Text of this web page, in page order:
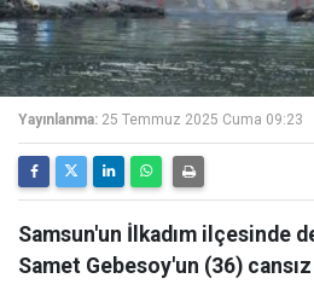
Yayınlanma: 25 Temmuz 2025 Cuma 09:23
Samsun'un İlkadım ilçesinde
Samet Gebesoy'un (36)